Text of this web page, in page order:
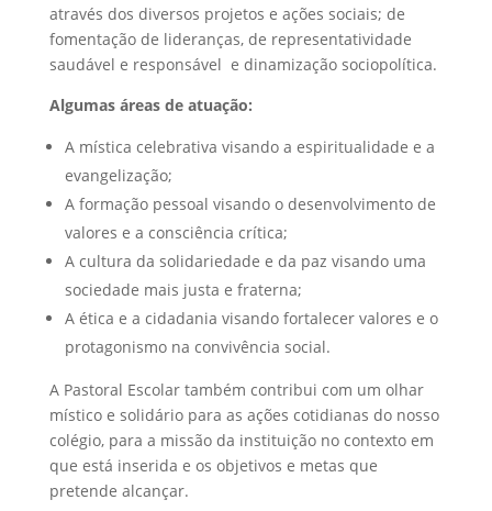
através dos diversos projetos e ações sociais; de
fomentação de lideranças, de representatividade
saudável e responsável e dinamização sociopolítica.
Algumas áreas de atuação:
A mística celebrativa visando a espiritualidade e a
evangelização;
A formação pessoal visando o desenvolvimento de
valores e a consciência crítica;
A cultura da solidariedade e da paz visando uma
sociedade mais justa e fraterna;
A ética e a cidadania visando fortalecer valores e o
protagonismo na convivência social.
A Pastoral Escolar também contribui com um olhar
místico e solidário para as ações cotidianas do nosso
colégio, para a missão da instituição no contexto em
que está inserida e os objetivos e metas que
pretende alcançar.